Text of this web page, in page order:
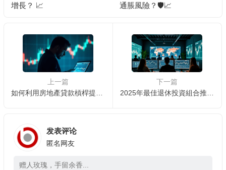
增長？ 📈
通脹風險？🛡️📈
上一篇
下一篇
发表评论
匿名网友